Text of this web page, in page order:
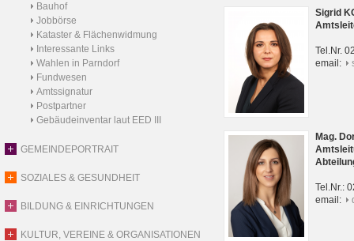
Bauhof
Jobbörse
Kataster & Flächenwidmung
Interessante Links
Wahlen in Parndorf
Fundwesen
Amtssignatur
Postpartner
Gebäudeinventar laut EED III
GEMEINDEPORTRAIT
SOZIALES & GESUNDHEIT
BILDUNG & EINRICHTUNGEN
KULTUR, VEREINE & ORGANISATIONEN
Sigrid
Tel.Nr.
email:
Mag.
Tel.Nr.:
email: